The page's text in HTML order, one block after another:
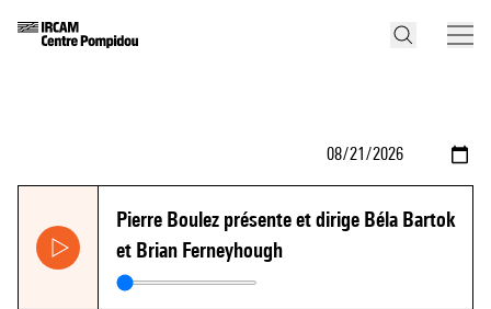
Pierre Boulez présente et dirige Béla Bartok
et Brian Ferneyhough